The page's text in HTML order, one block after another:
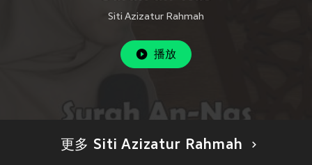
Siti Azizatur Rahmah
播放
更多 Siti Azizatur Rahmah